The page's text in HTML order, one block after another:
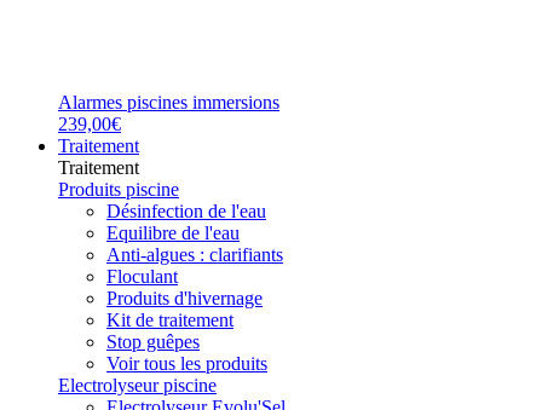
Alarmes piscines immersions
239,00€
Traitement
Traitement
Produits piscine
Désinfection de l'eau
Equilibre de l'eau
Anti-algues : clarifiants
Floculant
Produits d'hivernage
Kit de traitement
Stop guêpes
Voir tous les produits
Electrolyseur piscine